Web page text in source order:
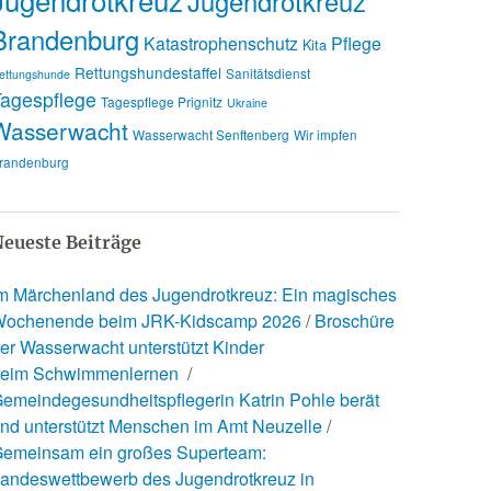
Katastrophenschutz Kita Pflege
Rettungshundestaffel Sanitätsdienst
Tagespflege Prignitz Ukraine
Wasserwacht Senftenberg Wir impfen
Beiträge
Märchenland des Jugendrotkreuz: Ein magisches
beim JRK-Kidscamp 2026 Broschüre
Wasserwacht unterstützt Kinder
Schwimmenlernen
Katrin Pohle berät
unterstützt Menschen im Amt Neuzelle
ein großes Superteam:
des Jugendrotkreuz in